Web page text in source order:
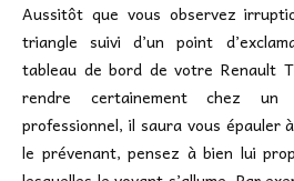
Aussitôt que vous observez
triangle suivi d’un point
tableau de bord de votre Renault
rendre certainement chez un
professionnel, il saura vous épauler
le prévenant, pensez à bien lui